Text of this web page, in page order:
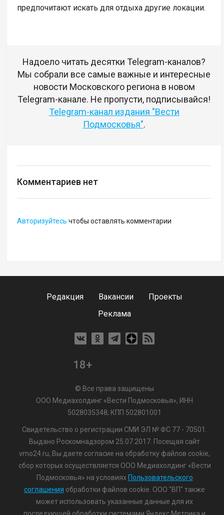
предпочитают искать для отдыха другие локации.
Надоело читать десятки Telegram-каналов?
Мы собрали все самые важные и интересные
новости Московского региона в новом
Telegram-канале. Не пропусти, подписывайся!
Telegram-канал издания "Вести
Подмосковья".
Комментариев нет
Авторизуйтесь чтобы оставлять комментарии
Редакция Вакансии
Проекты
Реклама
18+
© Все права защищены
ООО Медиахолдинг «Вести Подмосковья», ИНН
5028035348; КПП 502801001
Свидетельство о регистрации СМИ ЭЛ № ФС 77 - 70501.
Выдано Роскомнадзором 25.07.2017. Посещая сайт
vmo24.ru, Вы даете согласие на обработку файлов cookie,
сбор которых осуществляется ООО Медиахолдинг «Вести
Подмосковья» на условиях Пользовательского
соглашения обработки файлов cookie. ООО "ВП" также
может использовать указанные данные для их